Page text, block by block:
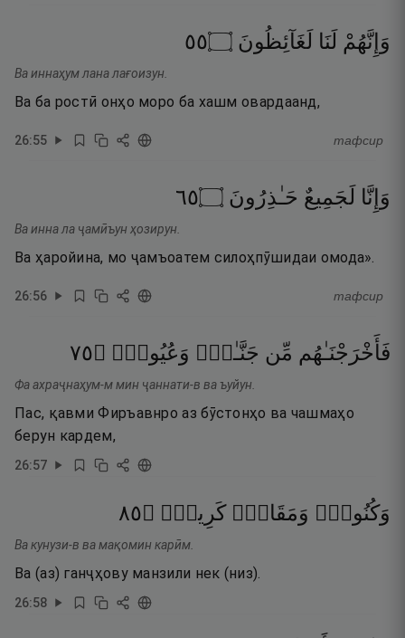
وَإِنَّهُمْ لَنَا لَغَآئِظُونَ ۝٥٥
Ва иннаҳум лана лағоизун.
Ва ба ростӣ онҳо моро ба хашм овардаанд,
26:55 тафсир
وَإِنَّا لَجَمِيعٌ حَـٰذِرُونَ ۝٥٦
Ва инна ла ҷамӣъун ҳозирун.
Ва ҳаройина, мо ҷамъоатем силоҳпӯшидаи омода».
26:56 тафсир
فَأَخْرَجْنَـٰهُم مِّن جَنَّـٰتٍۢ وَعُيُونٍۢ ۝٥٧
Фа ахраҷнаҳум-м мин ҷаннати-в ва ъуйун.
Пас, қавми Фиръавнро аз бӯстонҳо ва чашмаҳо
берун кардем,
26:57
وَكُنُوزٍۢ وَمَقَامٍۢ كَرِيمٍۢ ۝٥٨
Ва кунузи-в ва мақомин карӣм.
Ва (аз) ганҷҳову манзили нек (низ).
26:58